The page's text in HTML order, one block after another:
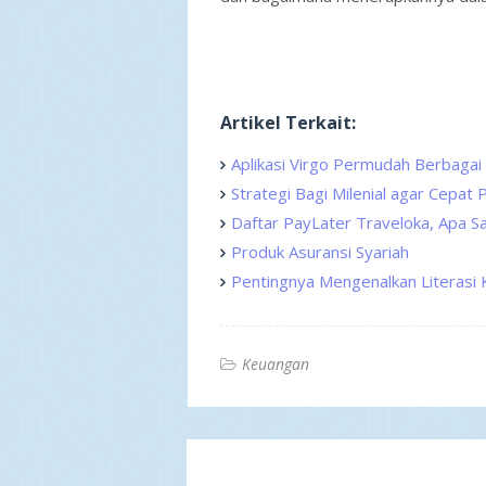
Artikel Terkait:
Aplikasi Virgo Permudah
Strategi Bagi Milenial agar Cepat
Daftar PayLater Traveloka, Apa
Produk Asuransi Syariah
Pentingnya Mengenalkan Literasi
Keuangan